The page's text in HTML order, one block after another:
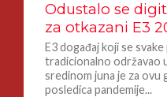
Odustalo se
za otkazani E3
E3 događaj koji se
tradicionalno održavao
sredinom juna je za ovu
posledica pandemije...